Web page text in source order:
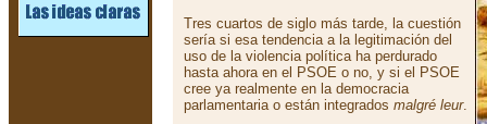
Tres cuartos de siglo más tarde, la cuestión
sería si esa tendencia a la legitimación del
uso de la violencia política ha perdurado
hasta ahora en el PSOE o no, y si el PSOE
cree ya realmente en la democracia
parlamentaria o están integrados malgré leur.